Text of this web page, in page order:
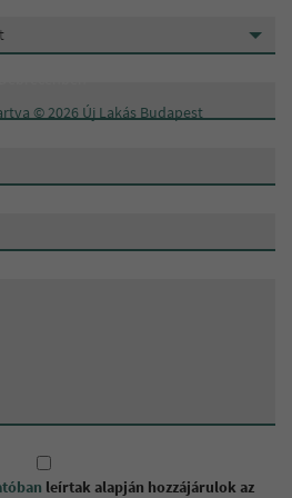
leírtak alapján hozzájárulok az
| Impresszum | Eladó lakások
© 2026 Új Lakás Budapest